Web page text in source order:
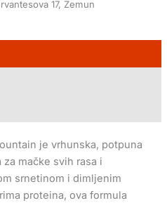
17, Zemun
je vrhunska, potpuna
mačke svih rasa i
srnetinom i dimljenim
proteina, ova formula